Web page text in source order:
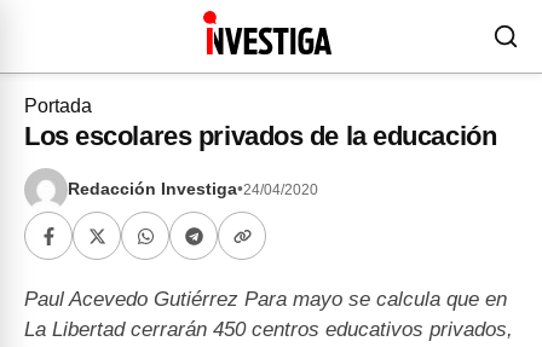
Portada
Los escolares privados de la educación
Redacción Investiga•24/04/2020
Paul Acevedo Gutiérrez Para mayo se calcula que en
La Libertad cerrarán 450 centros educativos privados,